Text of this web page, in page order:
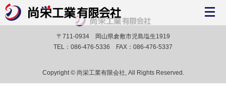
〒711-0934 岡山県倉敷市児島塩生1919
TEL：086-476-5336 FAX：086-476-5337
Copyright © 尚栄工業有限会社, All Rights Reserved.